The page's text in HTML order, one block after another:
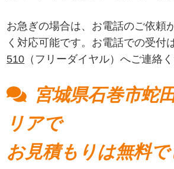
お急ぎの場合は、お電話のご依頼
く対応可能です。お電話での受付
510 （フリーダイヤル）へご連絡く
宮城県石巻市蛇
リアで
お見積もりは無料で